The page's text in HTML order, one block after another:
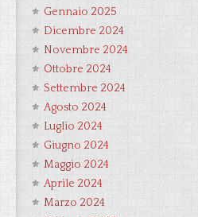
Gennaio 2025
Dicembre 2024
Novembre 2024
Ottobre 2024
Settembre 2024
Agosto 2024
Luglio 2024
Giugno 2024
Maggio 2024
Aprile 2024
Marzo 2024